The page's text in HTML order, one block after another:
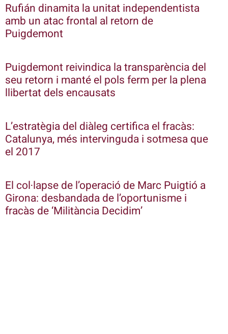
Rufián dinamita la unitat independentista
amb un atac frontal al retorn de
Puigdemont
Puigdemont reivindica la transparència del
seu retorn i manté el pols ferm per la plena
llibertat dels encausats
L’estratègia del diàleg certifica el fracàs:
Catalunya, més intervinguda i sotmesa que
el 2017
El col·lapse de l’operació de Marc Puigtió a
Girona: desbandada de l’oportunisme i
fracàs de ‘Militància Decidim’